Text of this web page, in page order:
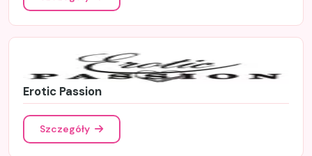
Erotic Passion
Szczegóły